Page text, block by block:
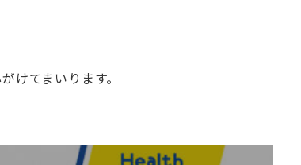
けてまいります。